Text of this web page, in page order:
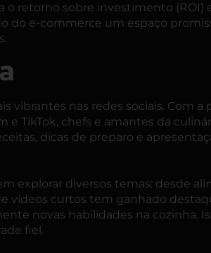
o retorno sobre investimento (ROI)
do e-commerce um espaço
vibrantes nas redes sociais. Com a
e TikTok, chefs e amantes da
dicas de preparo e
explorar diversos temas: desde
vídeos curtos tem ganhado
novas habilidades na cozinha.
fiel.